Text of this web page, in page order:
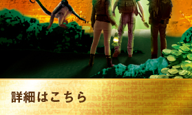
年7月】告知解
れた新作一…
2026.07.31SCRAP